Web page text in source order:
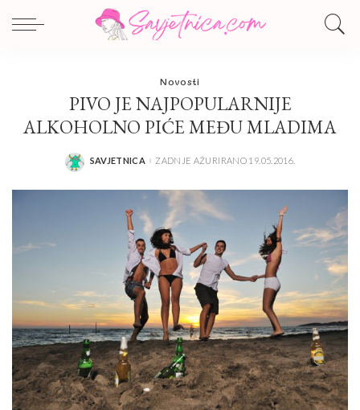
Novosti
PIVO JE NAJPOPULARNIJE
ALKOHOLNO PIĆE MEĐU MLADIMA
POSTED
SAVJETNICA ZADNJE AŽURIRANO 19.05.2016.